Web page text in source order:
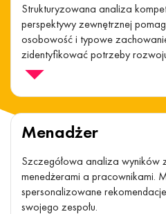
najlepiej inwestować czas i
biznesu.
Strukturyzowana analiza
perspektywy zewnętrznej
osobowość i typowe
zidentyfikować potrzeby
produktywności,
Menadżer
Szczegółowa analiza wyników
menedżerami a pracownikami.
spersonalizowane
swojego zespołu.